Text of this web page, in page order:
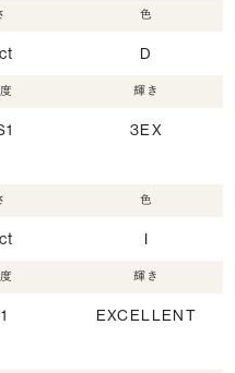
色
D
輝き
3EX
色
I
輝き
EXCELLENT